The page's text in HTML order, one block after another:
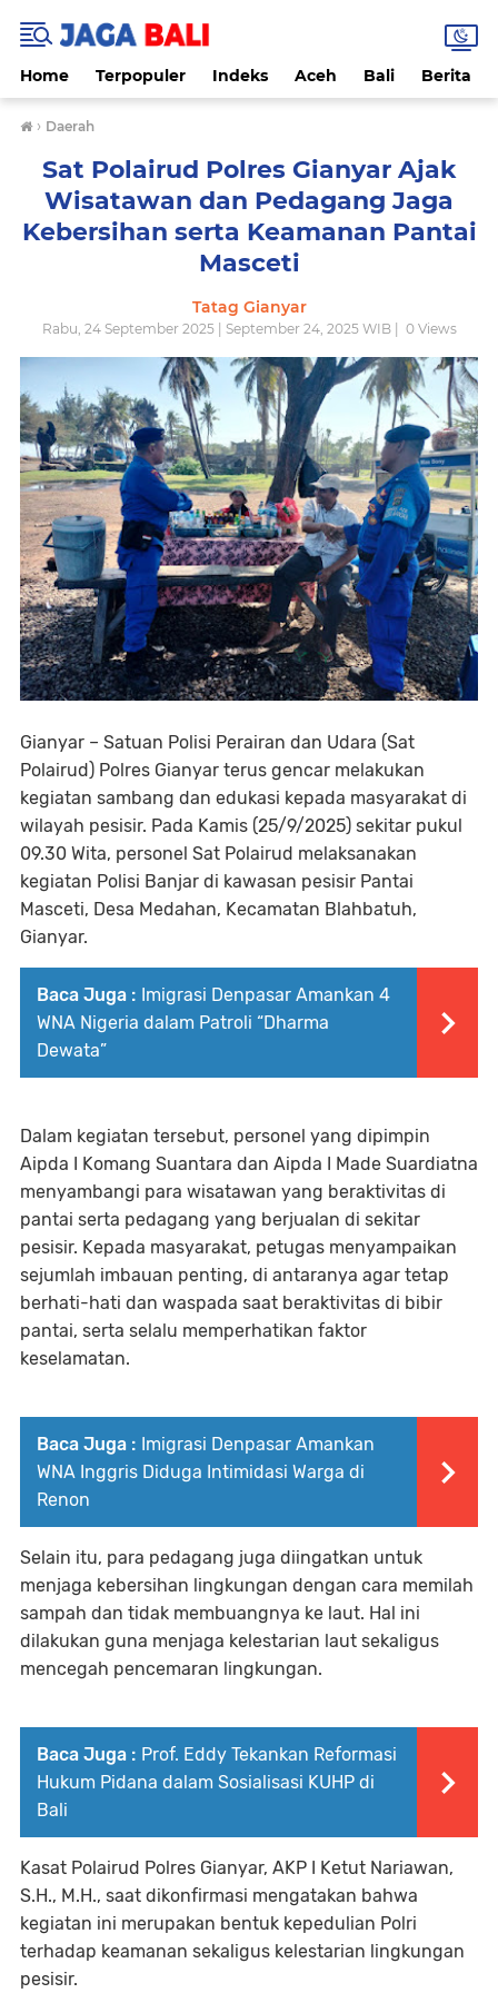
Home Terpopuler Indeks Aceh Bali Berita
› Daerah
Sat Polairud Polres Gianyar Ajak
Wisatawan dan Pedagang Jaga
Kebersihan serta Keamanan Pantai
Masceti
Tatag Gianyar
Rabu, 24 September 2025 | September 24, 2025 WIB | 0Views
Gianyar – Satuan Polisi Perairan dan Udara (Sat
Polairud) Polres Gianyar terus gencar melakukan
kegiatan sambang dan edukasi kepada masyarakat di
wilayah pesisir. Pada Kamis (25/9/2025) sekitar pukul
09.30 Wita, personel Sat Polairud melaksanakan
kegiatan Polisi Banjar di kawasan pesisir Pantai
Masceti, Desa Medahan, Kecamatan Blahbatuh,
Gianyar.
Baca Juga : Imigrasi Denpasar Amankan 4
WNA Nigeria dalam Patroli “Dharma
Dewata”
Dalam kegiatan tersebut, personel yang dipimpin
Aipda I Komang Suantara dan Aipda I Made Suardiatna
menyambangi para wisatawan yang beraktivitas di
pantai serta pedagang yang berjualan di sekitar
pesisir. Kepada masyarakat, petugas menyampaikan
sejumlah imbauan penting, di antaranya agar tetap
berhati-hati dan waspada saat beraktivitas di bibir
pantai, serta selalu memperhatikan faktor
keselamatan.
Baca Juga : Imigrasi Denpasar Amankan
WNA Inggris Diduga Intimidasi Warga di
Renon
Selain itu, para pedagang juga diingatkan untuk
menjaga kebersihan lingkungan dengan cara memilah
sampah dan tidak membuangnya ke laut. Hal ini
dilakukan guna menjaga kelestarian laut sekaligus
mencegah pencemaran lingkungan.
Baca Juga : Prof. Eddy Tekankan Reformasi
Hukum Pidana dalam Sosialisasi KUHP di
Bali
Kasat Polairud Polres Gianyar, AKP I Ketut Nariawan,
S.H., M.H., saat dikonfirmasi mengatakan bahwa
kegiatan ini merupakan bentuk kepedulian Polri
terhadap keamanan sekaligus kelestarian lingkungan
pesisir.